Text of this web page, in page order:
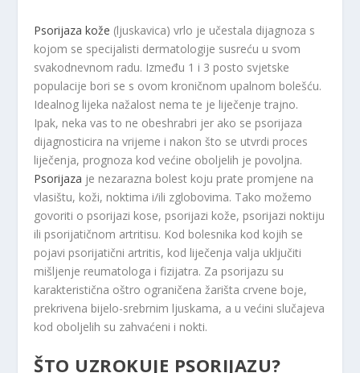
Psorijaza kože (ljuskavica) vrlo je učestala dijagnoza s
kojom se specijalisti dermatologije susreću u svom
svakodnevnom radu. Između 1 i 3 posto svjetske
populacije bori se s ovom kroničnom upalnom bolešću.
Idealnog lijeka nažalost nema te je liječenje trajno.
Ipak, neka vas to ne obeshrabri jer ako se psorijaza
dijagnosticira na vrijeme i nakon što se utvrdi proces
liječenja, prognoza kod većine oboljelih je povoljna.
Psorijaza je nezarazna bolest koju prate promjene na
vlasištu, koži, noktima i/ili zglobovima. Tako možemo
govoriti o psorijazi kose, psorijazi kože, psorijazi noktiju
ili psorijatičnom artritisu. Kod bolesnika kod kojih se
pojavi psorijatični artritis, kod liječenja valja uključiti
mišljenje reumatologa i fizijatra. Za psorijazu su
karakteristična oštro ograničena žarišta crvene boje,
prekrivena bijelo-srebrnim ljuskama, a u većini slučajeva
kod oboljelih su zahvaćeni i nokti.
ŠTO UZROKUJE PSORIJAZU?